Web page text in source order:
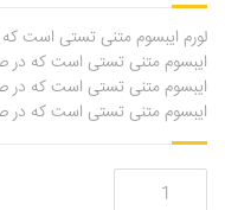
لورم ایبسوم متنی تستی است که
ایبسوم متنی تستی است که در
ایبسوم متنی تستی است که در
ایبسوم متنی تستی است که در